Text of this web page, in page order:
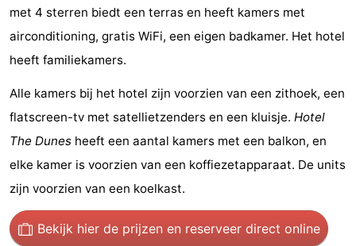
Vakantiehuizen
-
Buitenhof
-
Domburg
Westhove
Last
minutes
Strand
Zien
met 4 sterren biedt een terras en heeft kamers met
airconditioning, gratis WiFi, een eigen badkamer. Het hotel
heeft familiekamers.
Alle kamers bij het hotel zijn voorzien van een zithoek, een
flatscreen-tv met satellietzenders en een kluisje. Hotel
The Dunes heeft een aantal kamers met een balkon, en
elke kamer is voorzien van een koffiezetapparaat. De units
zijn voorzien van een koelkast.
Bekijk hier de prijzen en reserveer direct online